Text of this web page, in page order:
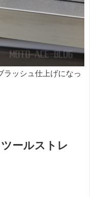
ラッシュ仕上げになっ
ールストレ